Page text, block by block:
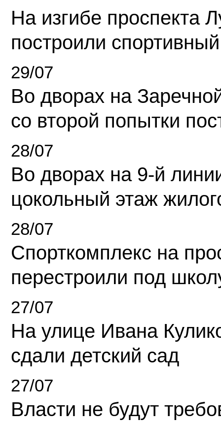
На изгибе проспекта
построили
29/07
Во дворах на
со второй попытки
28/07
Во дворах на 9-й
цокольный этаж
28/07
Спорткомплекс на
перестроили под
27/07
На улице Ивана
сдали детский сад
27/07
Власти не будут